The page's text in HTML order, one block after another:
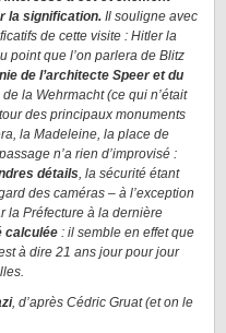
la signification. Il souligne avec
de cette visite : Hitler la
point que l’on parlera de Blitz
de l’architecte Speer et du
la Wehrmacht (ce qui n’était
des principaux monuments
la Madeleine, la place de
n’a rien d’improvisé :
détails, la sécurité étant
des caméras – à l’exception
la Préfecture à la dernière
calculée : il semble en effet que
à dire 21 ans jour pour jour
, d’après Cédric Gruat (et on le